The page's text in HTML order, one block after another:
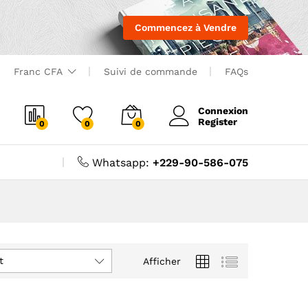
Commencez à Vendre
Franc CFA Suivi de commande FAQs
0 0 0
Connexion
Register
Whatsapp: +229-90-586-075
Afficher